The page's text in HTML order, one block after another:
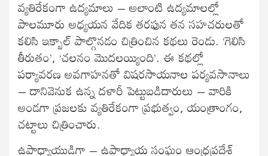
వ్యతిరేకంగా ఉద్యమాలు – అలాంటి ఉద్యమాలల్లో
పాలమూరు అధ్యయన వేదిక తరఫున తన సహచరులతో
కలిసి ఇక్బాల్ పాల్గొనడం చిత్రించిన కథలు రెండు. ‘గెలిసి
తీరుతం’, ‘చలనం మొదలయ్యింది’. ఈ కథల్లో
పర్యావరణ అవగాహనతో విషరసాయనాల పర్యవసానాలు
– దానివెనుక ఉన్న దళారీ పెట్టుబడిదారులు – వారికి
అండగా ప్రజలకు వ్యతిరేకంగా ప్రభుత్వం, యంత్రాంగం,
చట్టాలు చిత్రించారు.
ఉపాధ్యాయుడిగా – ఉపాధ్యాయ సంఘం ఆంధ్రప్రదేశ్